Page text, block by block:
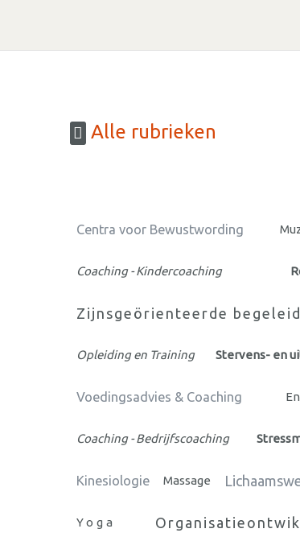
Alle rubrieken
Centra voor Bewustwording
Coaching - Kindercoaching
Zijnsgeörienteerde
Opleiding en Training Stervens- en
Voedingsadvies & Coaching
Coaching - Bedrijfscoaching
Kinesiologie Massage
Yoga